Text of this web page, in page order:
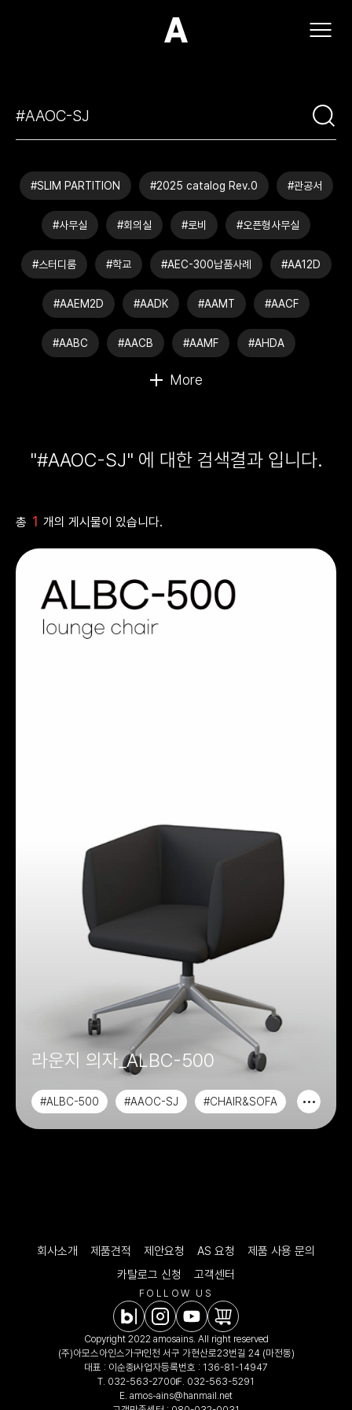
(주)아모스아인스가구
#SLIM PARTITION #2025 catalog Rev.0 #관공서
#사무실 #회의실 #로비 #오픈형사무실
#스터디룸 #학교 #AEC-300납품사례 #AA12D
#AAEM2D #AADK #AAMT #AACF
#AABC #AACB #AAMF #AHDA
"#AAOC-SJ" 에 대한 검색결과 입니다.
총 1 개의 게시물이 있습니다.
라운지 의자_ALBC-500
#ALBC-500 #AAOC-SJ
#CHAIR&SOFA
회사소개 제품견적 제안요청 AS 요청
제품 사용 문의
카탈로그 신청
고객센터
FOLLOW US
Copyright 2022 amosains. All right reserved
(주)아모스아인스가구인천 서구 가현산로23번길 24 (마전동)
대표 : 이순종사업자등록번호 : 136-81-14947
T. 032-563-2700 F. 032-563-5291
E. amos-ains@hanmail.net